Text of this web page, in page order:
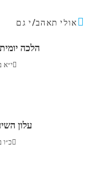
אולי תאהב/י גם
הלכה יומית
י״א בתשרי
עלון
כ״ו בניסן